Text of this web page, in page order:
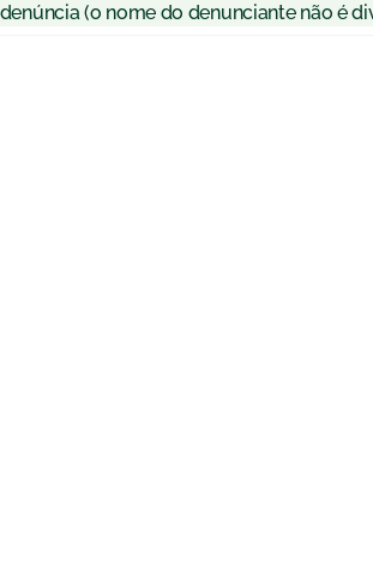
(o nome do denunciante não é